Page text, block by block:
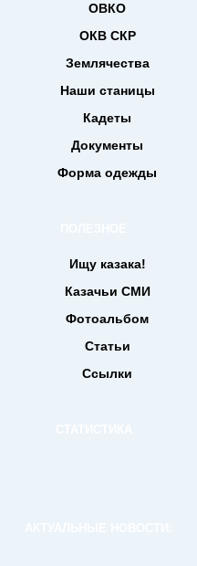
ОВКО
ОКВ СКР
Землячества
Наши станицы
Кадеты
Документы
Форма одежды
Ищу казака!
Казачьи СМИ
Фотоальбом
Статьи
Ссылки